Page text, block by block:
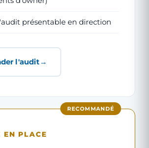
présentable en direction
l'audit
RECOMMANDÉ
EN PLACE